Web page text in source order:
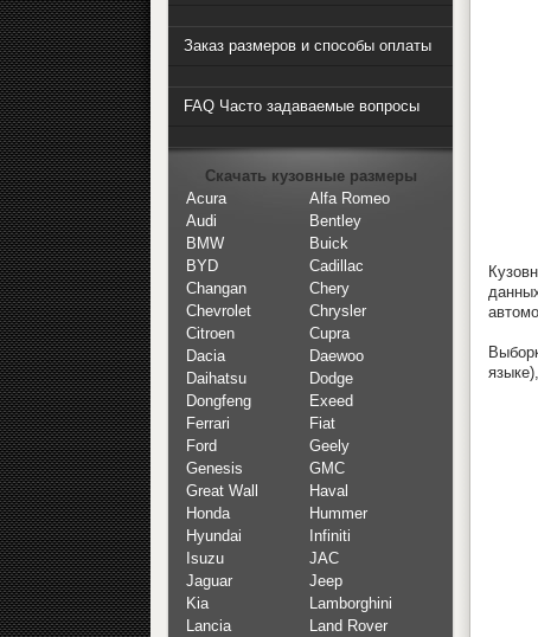
Заказ размеров и способы оплаты
FAQ Часто задаваемые вопросы
Скачать кузовные размеры
Acura
Alfa Romeo
Audi
Bentley
BMW
Buick
BYD
Cadillac
Changan
Chery
Chevrolet
Chrysler
Citroen
Cupra
Dacia
Daewoo
Daihatsu
Dodge
Dongfeng
Exeed
Ferrari
Fiat
Ford
Geely
Genesis
GMC
Great Wall
Haval
Honda
Hummer
Hyundai
Infiniti
Isuzu
JAC
Jaguar
Jeep
Kia
Lamborghini
Lancia
Land Rover